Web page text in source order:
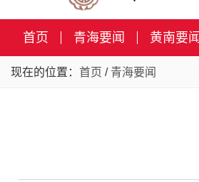
首页 青海要闻 黄南要闻
现在的位置： 首页 / 青海要闻